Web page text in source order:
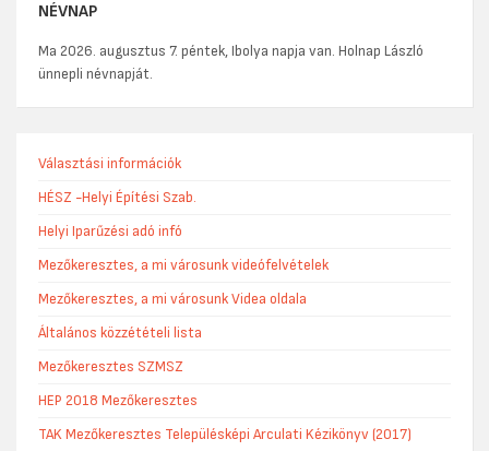
NÉVNAP
Ma 2026. augusztus 7. péntek, Ibolya napja van. Holnap László
ünnepli névnapját.
Választási információk
HÉSZ -Helyi Építési Szab.
Helyi Iparűzési adó infó
Mezőkeresztes, a mi városunk videófelvételek
Mezőkeresztes, a mi városunk Videa oldala
Általános közzétételi lista
Mezőkeresztes SZMSZ
HEP 2018 Mezőkeresztes
TAK Mezőkeresztes Településképi Arculati Kézikönyv (2017)